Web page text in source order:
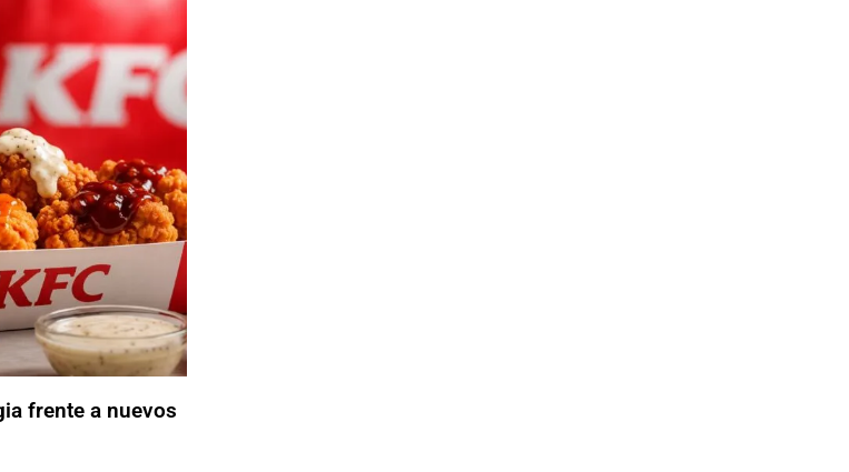
frente a nuevos